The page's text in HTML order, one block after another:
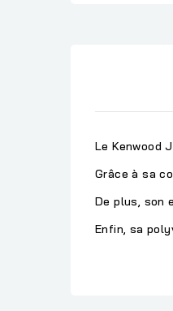
Le Kenwood
Grâce à sa
De plus, son
Enfin, sa